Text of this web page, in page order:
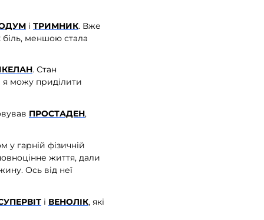
і ТРИМНИК. Вже
меншою стала
. Стан
я можу приділити
ПРОСТАДЕН,
гарній фізичній
життя, дали
Ось від неї
і ВЕНОЛІК, які